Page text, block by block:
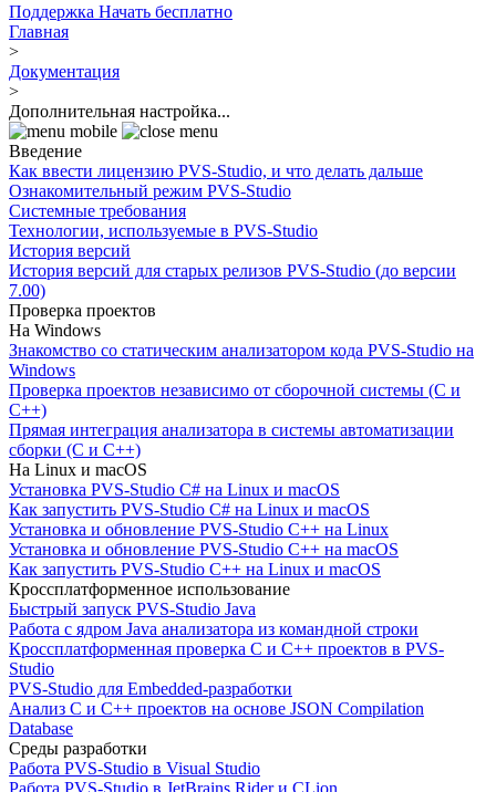
Поддержка Начать бесплатно
Главная
>
Документация
>
Дополнительная настройка...
Введение
Как ввести лицензию PVS-Studio, и что делать дальше
Ознакомительный режим PVS-Studio
Системные требования
Технологии, используемые в PVS-Studio
История версий
История версий для старых релизов PVS-Studio (до версии
7.00)
Проверка проектов
На Windows
Знакомство со статическим анализатором кода PVS-Studio на
Windows
Проверка проектов независимо от сборочной системы (C и
C++)
Прямая интеграция анализатора в системы автоматизации
сборки (C и C++)
На Linux и macOS
Установка PVS-Studio C# на Linux и macOS
Как запустить PVS-Studio C# на Linux и macOS
Установка и обновление PVS-Studio C++ на Linux
Установка и обновление PVS-Studio C++ на macOS
Как запустить PVS-Studio C++ на Linux и macOS
Кроссплатформенное использование
Быстрый запуск PVS-Studio Java
Работа с ядром Java анализатора из командной строки
Кроссплатформенная проверка C и C++ проектов в PVS-
Studio
PVS-Studio для Embedded-разработки
Анализ C и C++ проектов на основе JSON Compilation
Database
Среды разработки
Работа PVS-Studio в Visual Studio
Работа PVS-Studio в JetBrains Rider и CLion